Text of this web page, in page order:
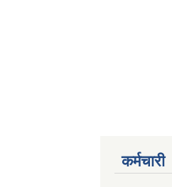
कर्मचारी